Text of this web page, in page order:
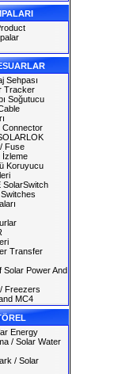
Sehpası
Tracker
Soğutucu
Connector
Fuse
İzleme
Koruyucu
SolarSwitch
Transfer
Solar Power And
Freezers
MC4
Energy
/ Solar Water
/ Solar